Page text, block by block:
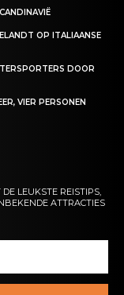
OP ITALIAANSE
DOOR
VIER PERSONEN
LEUKSTE REISTIPS,
ATTRACTIES